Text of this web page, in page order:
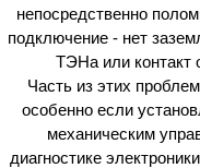
непосредственно
подключение - нет
ТЭНа или контакт
Часть из этих
особенно если
механическим
диагностике